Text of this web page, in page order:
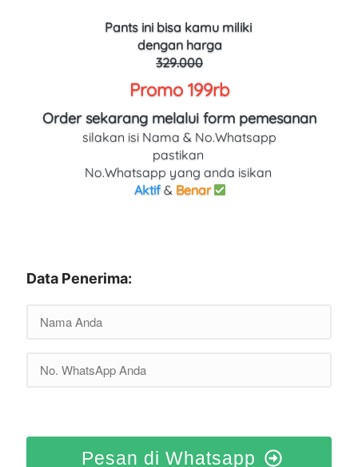
Pants ini bisa kamu miliki
dengan harga
329.000
Promo 199rb
Order sekarang melalui form pemesanan
silakan isi Nama & No.Whatsapp
pastikan
No.Whatsapp yang anda isikan
Aktif & Benar
Data Penerima:
Pesan di Whatsapp